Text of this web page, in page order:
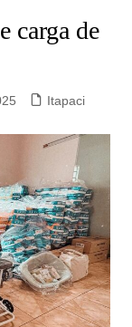
carga de
Itapaci